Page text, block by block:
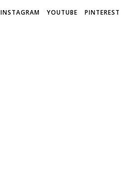
INSTAGRAM YOUTUBE PINTEREST